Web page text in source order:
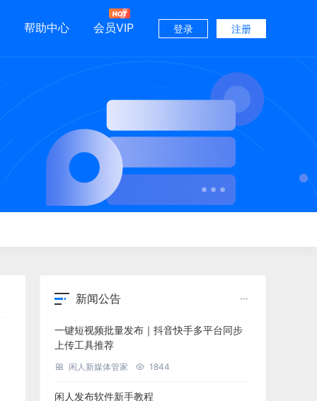
帮助中心 会员VIP 登录 注册
新闻公告
一键短视频批量发布｜抖音快手多平台同步
上传工具推荐
闲人新媒体管家 1844
闲人发布软件新手教程